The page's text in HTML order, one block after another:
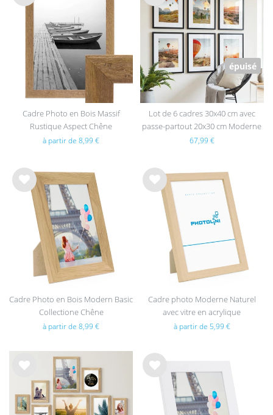
List
e de
sou
Cadre Photo en Bois Massif
Rustique Aspect Chêne
à partir de 8,99 €
List
e de
sou
hait
épuisé
Lot de 6 cadres 30x40 cm avec
passe-partout 20x30 cm Moderne
Noir en MDF avec vitre en
67,99 €
List
Cadre Photo en Bois Modern Basic
Collectione Chêne
à partir de 8,99 €
List
Cadre photo Moderne Naturel
avec vitre en acrylique
à partir de 5,99 €
sou
hait
List
e de